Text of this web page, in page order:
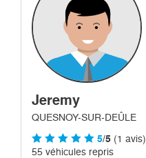
Jeremy
QUESNOY-SUR-DEÛLE
5/5 (1 avis)
55 véhicules repris